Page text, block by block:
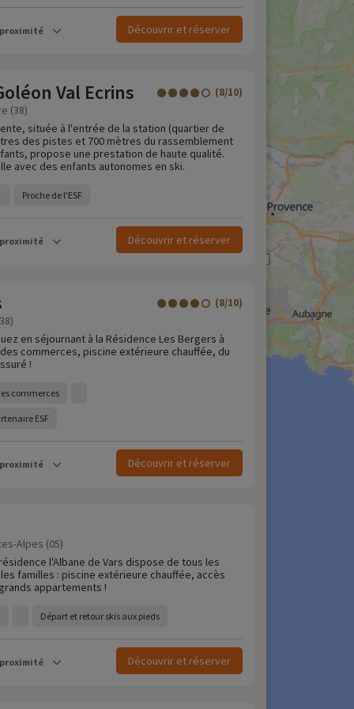
Découvrir et réserver
Val Ecrins (8/10)
(38)
située à l'entrée de la station (quartier de
des pistes et 700 mètres du rassemblement
propose une prestation de haute qualité.
avec des enfants autonomes en ski.
Proche de l'ESF
Découvrir et réserver
(8/10)
en séjournant à la Résidence Les Bergers à
commerces, piscine extérieure chauffée, du
!
commerces
ESF
Découvrir et réserver
Alpes (05)
l'Albane de Vars dispose de tous les
familles : piscine extérieure chauffée, accès
appartements !
Départ et retour skis aux pieds
Découvrir et réserver